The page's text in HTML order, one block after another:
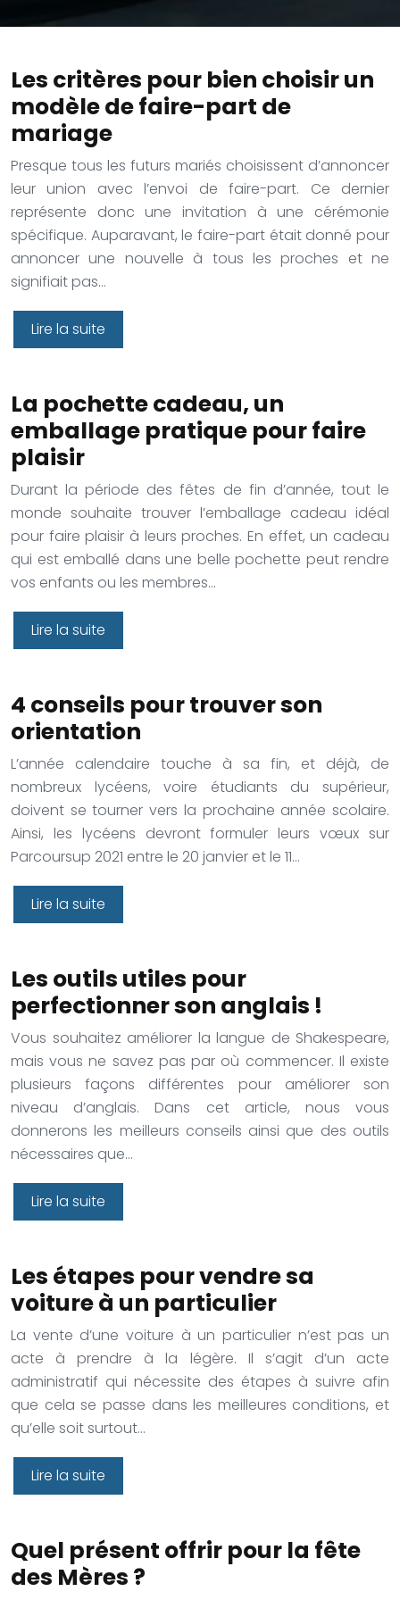
Les critères pour bien choisir un
modèle de faire-part de
mariage
Presque tous les futurs mariés choisissent d’annoncer
leur union avec l’envoi de faire-part. Ce dernier
représente donc une invitation à une cérémonie
spécifique. Auparavant, le faire-part était donné pour
annoncer une nouvelle à tous les proches et ne
signifiait pas…
Lire la suite
La pochette cadeau, un
emballage pratique pour faire
plaisir
Durant la période des fêtes de fin d’année, tout le
monde souhaite trouver l’emballage cadeau idéal
pour faire plaisir à leurs proches. En effet, un cadeau
qui est emballé dans une belle pochette peut rendre
vos enfants ou les membres…
Lire la suite
4 conseils pour trouver son
orientation
L’année calendaire touche à sa fin, et déjà, de
nombreux lycéens, voire étudiants du supérieur,
doivent se tourner vers la prochaine année scolaire.
Ainsi, les lycéens devront formuler leurs vœux sur
Parcoursup 2021 entre le 20 janvier et le 11…
Lire la suite
Les outils utiles pour
perfectionner son anglais !
Vous souhaitez améliorer la langue de Shakespeare,
mais vous ne savez pas par où commencer. Il existe
plusieurs façons différentes pour améliorer son
niveau d’anglais. Dans cet article, nous vous
donnerons les meilleurs conseils ainsi que des outils
nécessaires que…
Lire la suite
Les étapes pour vendre sa
voiture à un particulier
La vente d’une voiture à un particulier n’est pas un
acte à prendre à la légère. Il s’agit d’un acte
administratif qui nécessite des étapes à suivre afin
que cela se passe dans les meilleures conditions, et
qu’elle soit surtout…
Lire la suite
Quel présent offrir pour la fête
des Mères ?